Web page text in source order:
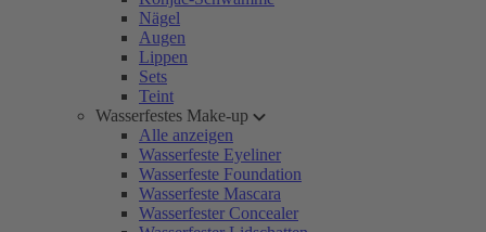
Nägel
Augen
Lippen
Sets
Teint
Wasserfestes Make-up
Alle anzeigen
Wasserfeste Eyeliner
Wasserfeste Foundation
Wasserfeste Mascara
Wasserfester Concealer